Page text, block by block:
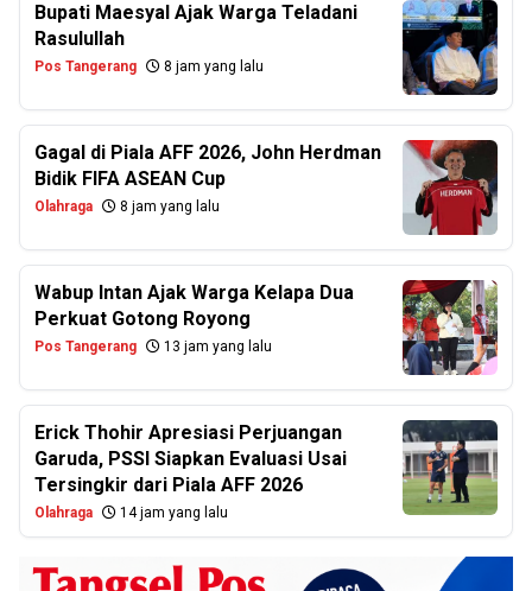
Bupati Maesyal Ajak Warga Teladani
Rasulullah
Pos Tangerang 8 jam yang lalu
Gagal di Piala AFF 2026, John Herdman
Bidik FIFA ASEAN Cup
Olahraga 8 jam yang lalu
Wabup Intan Ajak Warga Kelapa Dua
Perkuat Gotong Royong
Pos Tangerang 13 jam yang lalu
Erick Thohir Apresiasi Perjuangan
Garuda, PSSI Siapkan Evaluasi Usai
Tersingkir dari Piala AFF 2026
Olahraga 14 jam yang lalu